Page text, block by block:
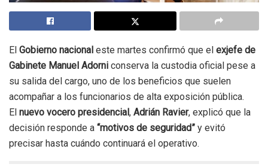
El Gobierno nacional este martes confirmó que el exjefe de
Gabinete Manuel Adorni conserva la custodia oficial pese a
su salida del cargo, uno de los beneficios que suelen
acompañar a los funcionarios de alta exposición pública.
El nuevo vocero presidencial , Adrián Ravier, explicó que la
decisión responde a “motivos de seguridad” y evitó
precisar hasta cuándo continuará el operativo.